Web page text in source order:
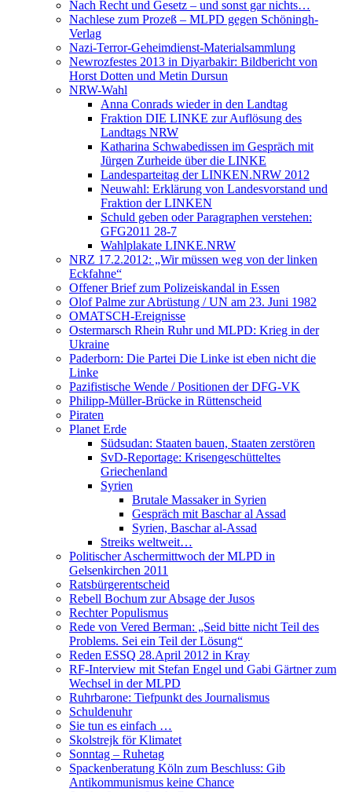
Nach Recht und Gesetz – und sonst gar nichts…
Nachlese zum Prozeß – MLPD gegen Schöningh-
Verlag
Nazi-Terror-Geheimdienst-Materialsammlung
Newrozfestes 2013 in Diyarbakir: Bildbericht von
Horst Dotten und Metin Dursun
NRW-Wahl
Anna Conrads wieder in den Landtag
Fraktion DIE LINKE zur Auflösung des
Landtags NRW
Katharina Schwabedissen im Gespräch mit
Jürgen Zurheide über die LINKE
Landesparteitag der LINKEN.NRW 2012
Neuwahl: Erklärung von Landesvorstand und
Fraktion der LINKEN
Schuld geben oder Paragraphen verstehen:
GFG2011 28-7
Wahlplakate LINKE.NRW
NRZ 17.2.2012: „Wir müssen weg von der linken
Eckfahne“
Offener Brief zum Polizeiskandal in Essen
Olof Palme zur Abrüstung / UN am 23. Juni 1982
OMATSCH-Ereignisse
Ostermarsch Rhein Ruhr und MLPD: Krieg in der
Ukraine
Paderborn: Die Partei Die Linke ist eben nicht die
Linke
Pazifistische Wende / Positionen der DFG-VK
Philipp-Müller-Brücke in Rüttenscheid
Piraten
Planet Erde
Südsudan: Staaten bauen, Staaten zerstören
SvD-Reportage: Krisengeschütteltes
Griechenland
Syrien
Brutale Massaker in Syrien
Gespräch mit Baschar al Assad
Syrien, Baschar al-Assad
Streiks weltweit…
Politischer Aschermittwoch der MLPD in
Gelsenkirchen 2011
Ratsbürgerentscheid
Rebell Bochum zur Absage der Jusos
Rechter Populismus
Rede von Vered Berman: „Seid bitte nicht Teil des
Problems. Sei ein Teil der Lösung“
Reden ESSQ 28.April 2012 in Kray
RF-Interview mit Stefan Engel und Gabi Gärtner zum
Wechsel in der MLPD
Ruhrbarone: Tiefpunkt des Journalismus
Schuldenuhr
Sie tun es einfach …
Skolstrejk för Klimatet
Sonntag – Ruhetag
Spackenberatung Köln zum Beschluss: Gib
Antikommunismus keine Chance